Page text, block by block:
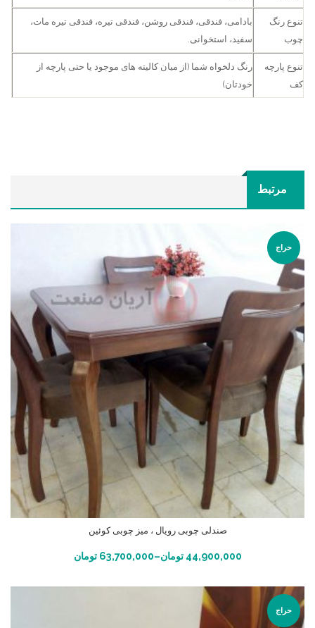
تنوع رنگ
چوب
بادامی، فندقی، فندقی روشن، فندقی تیره، فندقی تیره مات،
سفید، استخوانی.
تنوع پارچه
کف
رنگ دلخواه شما (از میان کالیته های موجود یا حتی پارچه از
خودتان)
مرتبط
حراج
صندلی چوبی رویال ، میز چوبی کوئین
44,900,000 تومان–
63,700,000 تومان انتخاب گزینه ها
حراج